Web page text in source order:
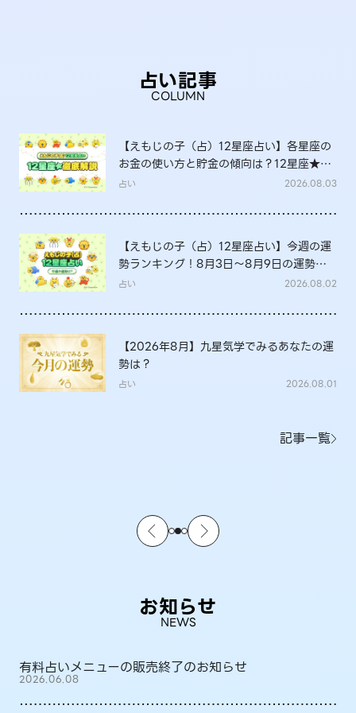
占い記事
COLUMN
【えもじの子（占）12星座占い】各星座の
お金の使い方と貯金の傾向は？12星座★徹
底解説
占い 2026.08.03
【えもじの子（占）12星座占い】今週の運
勢ランキング！8月3日～8月9日の運勢
は？
占い 2026.08.02
【2026年8月】九星気学でみるあなたの運
勢は？
占い 2026.08.01
記事一覧
お知らせ
NEWS
有料占いメニューの販売終了のお知らせ
2026.06.08